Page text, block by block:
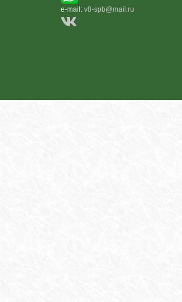
e-mail: v8-spb@mail.ru